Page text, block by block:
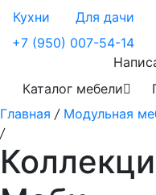
Кухни
Для дачи
+7 (950) 007-54-14
Каталог мебели
Главная / Модульная
/